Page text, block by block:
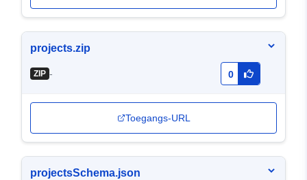
projects.zip
ZIP - 0
Toegangs-URL
projectsSchema.json